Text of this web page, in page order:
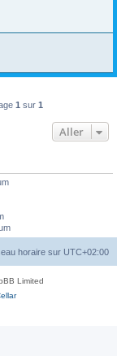
1 sur 1
Aller
horaire sur UTC+02:00
Limited